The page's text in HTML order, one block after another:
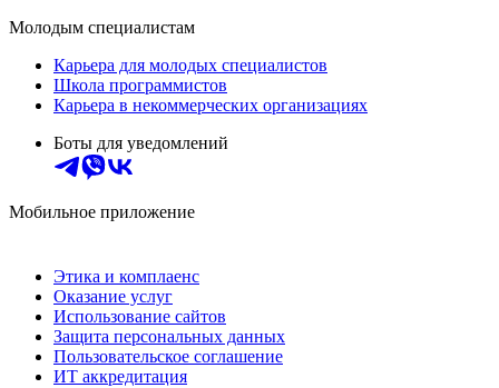
Молодым специалистам
Карьера для молодых специалистов
Школа программистов
Карьера в некоммерческих организациях
Боты для уведомлений
Мобильное приложение
Этика и комплаенс
Оказание услуг
Использование сайтов
Защита персональных данных
Пользовательское соглашение
ИТ аккредитация